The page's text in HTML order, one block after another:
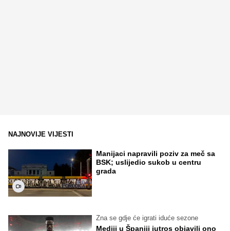
NAJNOVIJE VIJESTI
Manijaci napravili poziv za meč sa
BSK; uslijedio sukob u centru
grada
Zna se gdje će igrati iduće sezone
Mediji u Španiji jutros objavili ono